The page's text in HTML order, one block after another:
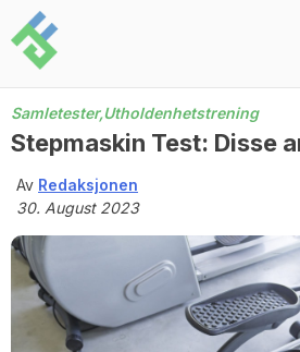
Skip
to
content
Samletester,Utholdenhetstrening
Stepmaskin Test: Disse
Av Redaksjonen
30. August 2023